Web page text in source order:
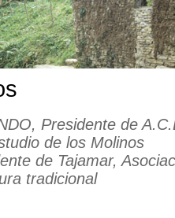
Presidente de
de los Molinos
de Tajamar,
tradicional